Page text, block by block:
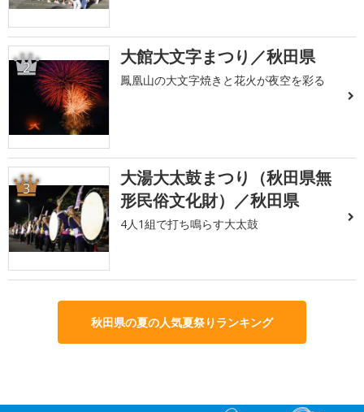
2 大館大文字まつり／秋田県
鳳凰山の大文字焼きと花火が夜空を彩る
3
大湯大太鼓まつり（秋田県無
形民俗文化財）／秋田県
4人1組で打ち鳴らす大太鼓
秋田県の夏の人気夏祭りランキング